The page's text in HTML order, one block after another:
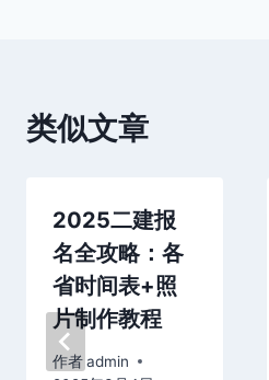
类似文章
2025二建报
名全攻略：各
省时间表+照
片制作教程
作者admin